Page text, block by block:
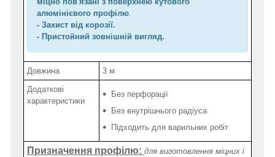
алюмінієвого профілю.
- Захист від корозії.
- Пристойний зовнішній вигляд.
Довжина
3 м
Додаткові
характеристики
Без перфорації
Без внутрішнього радіуса
Підходить для варильних робіт
Призначення профілю: для виготовлення міцних і